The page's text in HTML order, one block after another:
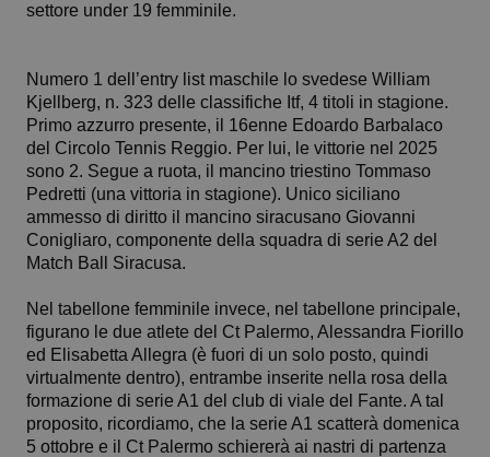
settore under 19 femminile.
Numero 1 dell’entry list maschile lo svedese William
Kjellberg, n. 323 delle classifiche Itf, 4 titoli in stagione.
Primo azzurro presente, il 16enne Edoardo Barbalaco
del Circolo Tennis Reggio. Per lui, le vittorie nel 2025
sono 2. Segue a ruota, il mancino triestino Tommaso
Pedretti (una vittoria in stagione). Unico siciliano
ammesso di diritto il mancino siracusano Giovanni
Conigliaro, componente della squadra di serie A2 del
Match Ball Siracusa.
Nel tabellone femminile invece, nel tabellone principale,
figurano le due atlete del Ct Palermo, Alessandra Fiorillo
ed Elisabetta Allegra (è fuori di un solo posto, quindi
virtualmente dentro), entrambe inserite nella rosa della
formazione di serie A1 del club di viale del Fante. A tal
proposito, ricordiamo, che la serie A1 scatterà domenica
5 ottobre e il Ct Palermo schiererà ai nastri di partenza